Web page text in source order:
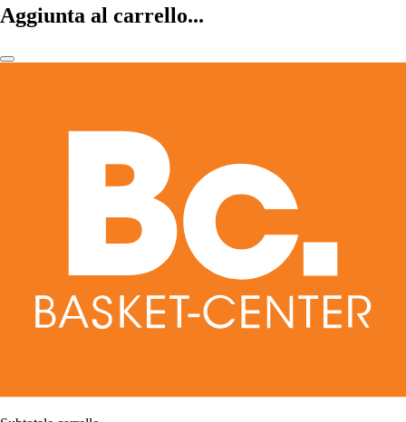
Aggiunta al carrello...